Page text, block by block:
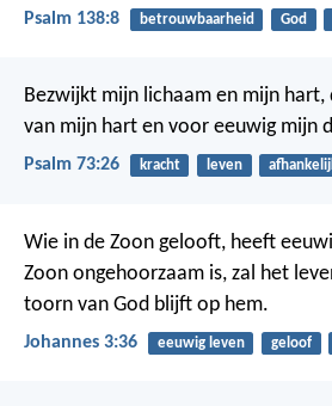
Psalm 138:8 betrouwbaarheid God
Bezwijkt mijn lichaam en mijn hart,
van mijn hart en voor eeuwig mijn
Psalm 73:26 kracht leven
Wie in de Zoon gelooft, heeft
Zoon ongehoorzaam is, zal het
toorn van God blijft op hem.
Johannes 3:36 eeuwig leven geloof